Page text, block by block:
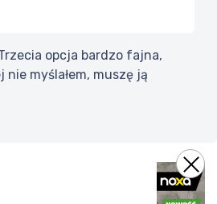
opcja bardzo fajna,
myślałem, muszę ją